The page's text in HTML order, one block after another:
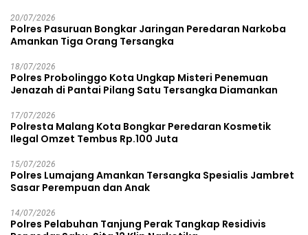
20/07/2026
Polres Pasuruan Bongkar Jaringan Peredaran Narkoba
Amankan Tiga Orang Tersangka
18/07/2026
Polres Probolinggo Kota Ungkap Misteri Penemuan
Jenazah di Pantai Pilang Satu Tersangka Diamankan
17/07/2026
Polresta Malang Kota Bongkar Peredaran Kosmetik
Ilegal Omzet Tembus Rp.100 Juta
15/07/2026
Polres Lumajang Amankan Tersangka Spesialis Jambret
Sasar Perempuan dan Anak
14/07/2026
Polres Pelabuhan Tanjung Perak Tangkap Residivis